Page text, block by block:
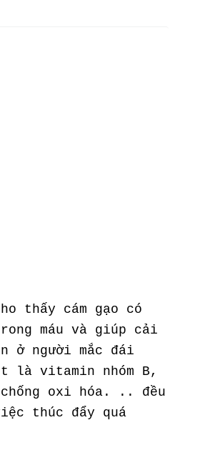
thấy cám gạo có
máu và giúp cải
ở người mắc đái
là vitamin nhóm B,
oxi hóa. .. đều
thúc đẩy quá